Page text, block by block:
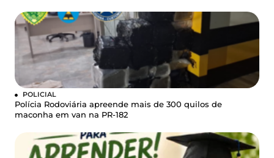
POLICIAL
Polícia Rodoviária apreende mais de 300 quilos de
maconha em van na PR-182